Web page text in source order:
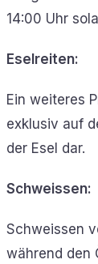
14:00 Uhr
Eselreiten:
Ein weiteres
exklusiv auf
der Esel dar.
Schweissen:
Schweissen
während den